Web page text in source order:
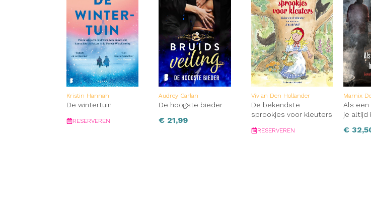
Kristin Hannah
De wintertuin
RESERVEREN
Audrey Carlan
De hoogste bieder
€ 21,99
Vivian Den Hollander
De bekendste
sprookjes voor kleuters
RESERVEREN
Marnix
Als een
je altijd
€